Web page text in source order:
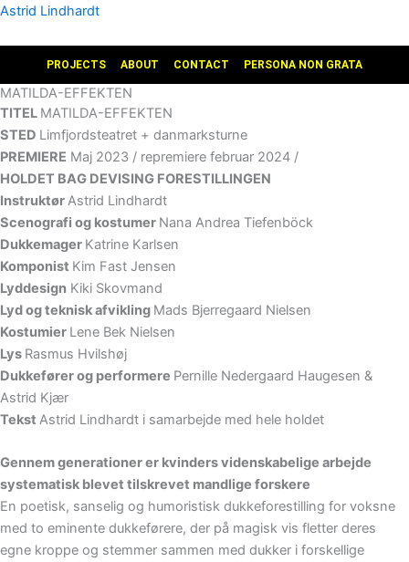
Gå
Astrid Lindhardt
PROJECTS ABOUT CONTACT PERSONA NON GRATA
MATILDA-EFFEKTEN
TITEL MATILDA-EFFEKTEN
STED Limfjordsteatret + danmarksturne
PREMIERE Maj 2023 / repremiere februar 2024 /
HOLDET BAG DEVISING FORESTILLINGEN
Instruktør Astrid Lindhardt
Scenografi og kostumer Nana Andrea Tiefenböck
Dukkemager Katrine Karlsen
Komponist Kim Fast Jensen
Lyddesign Kiki Skovmand
Lyd og teknisk afvikling Mads Bjerregaard Nielsen
Kostumier Lene Bek Nielsen
Lys Rasmus Hvilshøj
Dukkefører og performere Pernille Nedergaard Haugesen &
Astrid Kjær
Tekst Astrid Lindhardt i samarbejde med hele holdet
Gennem generationer er kvinders videnskabelige arbejde
systematisk blevet tilskrevet mandlige forskere
En poetisk, sanselig og humoristisk dukkeforestilling for voksne
med to eminente dukkeførere, der på magisk vis fletter deres
egne kroppe og stemmer sammen med dukker i forskellige